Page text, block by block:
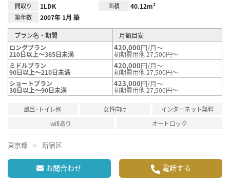
間取り 1LDK 面積 40.12m²
築年数 2007年 1月 築
プラン名・期間
月額目安
ロングプラン
210日以上～365日未満
420,000円/月～
初期費用他 27,500円～
ミドルプラン
90日以上～210日未満
420,000円/月～
初期費用他 27,500円～
ショートプラン
30日以上～90日未満
423,000円/月～
初期費用他 27,500円～
風呂･トイレ別 女性向け
インターネット無料
wifiあり
オートロック
東京都 新宿区
お問合わせ 電話する